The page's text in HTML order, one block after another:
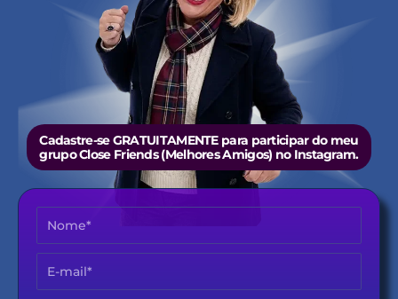
Cadastre-se GRATUITAMENTE para participar do meu
grupo Close Friends (Melhores Amigos) no Instagram.
Nome
E-
mail